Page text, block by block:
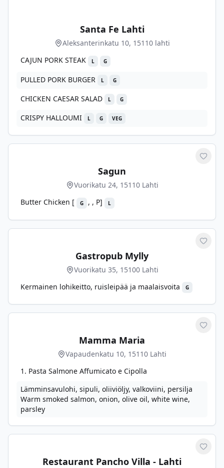
Santa Fe Lahti
Aleksanterinkatu 10, 15110 lahti
CAJUN PORK STEAK
L G
PULLED PORK BURGER L G
CHICKEN CAESAR SALAD L G
CRISPY HALLOUMI L G VEG
Sagun
Vuorikatu 24, 15110 Lahti
Butter Chicken [
G , , P] L
Gastropub Mylly
Vuorikatu 35, 15100 Lahti
Kermainen lohikeitto, ruisleipää ja maalaisvoita
G
Mamma Maria
Vapaudenkatu 10, 15110 Lahti
1. Pasta Salmone Affumicato e Cipolla
Lämminsavulohi, sipuli, oliiviöljy, valkoviini, persilja
Warm smoked salmon, onion, olive oil, white wine,
parsley
Restaurant Pancho Villa - Lahti